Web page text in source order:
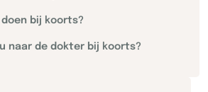
bij koorts?
naar de dokter bij koorts?